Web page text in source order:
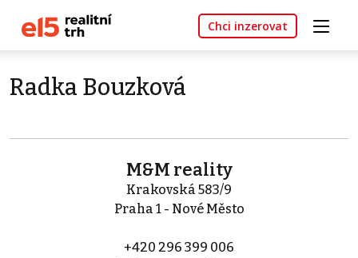
Chci inzerovat
Radka Bouzková
M&M reality
Krakovská 583/9
Praha 1 - Nové Město
+420 296 399 006